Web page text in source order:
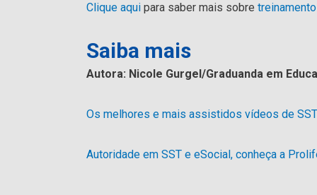
Clique aqui para saber mais sobre
Saiba mais
Autora: Nicole Gurgel/Graduanda em
Os melhores e mais assistidos vídeos de
Autoridade em SST e eSocial, conheça a